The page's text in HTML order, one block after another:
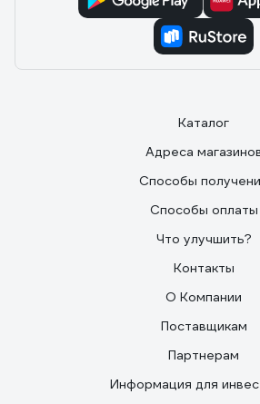
Каталог
Адреса
Способы
Способы оплаты
Что улучшить?
Контакты
О Компании
Поставщикам
Партнерам
Информация для